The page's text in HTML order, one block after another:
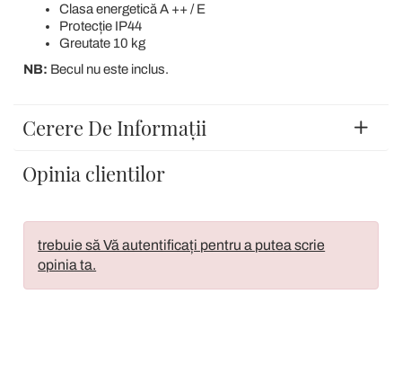
Clasa energetică A ++ / E
Protecție IP44
Greutate 10 kg
NB: Becul nu este inclus.
Cerere De Informații
Opinia clientilor
trebuie să Vă autentificați pentru a putea scrie
opinia ta.